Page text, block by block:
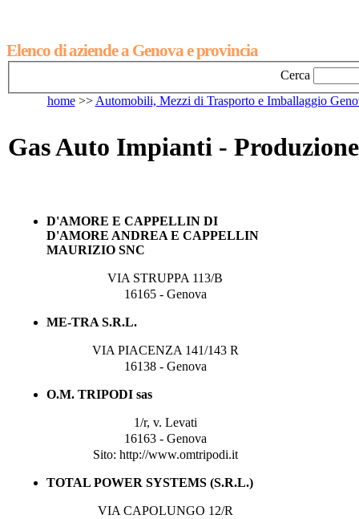
Elenco di aziende a Genova e provincia
Cerca
home>> Automobili, Mezzi di Trasporto e Imballaggio
Gas Auto Impianti -
D'AMORE E CAPPELLIN DI
D'AMORE ANDREA E CAPPELLIN
MAURIZIO SNC
VIA STRUPPA 113/B
16165 - Genova
ME-TRA S.R.L.
VIA PIACENZA 141/143 R
16138 - Genova
O.M. TRIPODI sas
1/r, v. Levati
16163 - Genova
Sito: http://www.omtripodi.it
TOTAL POWER SYSTEMS (S.R.L.)
VIA CAPOLUNGO 12/R